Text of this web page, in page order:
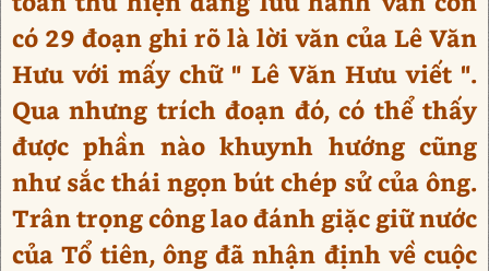
có 29 đoạn ghi rõ là lời văn của Lê Văn
Hưu với mấy chữ " Lê Văn Hưu viết ".
Qua nhưng trích đoạn đó, có thể thấy
được phần nào khuynh hướng cũng
như sắc thái ngọn bút chép sử của ông.
Trân trọng công lao đánh giặc giữ nước
của Tổ tiên, ông đã nhận định về cuộc